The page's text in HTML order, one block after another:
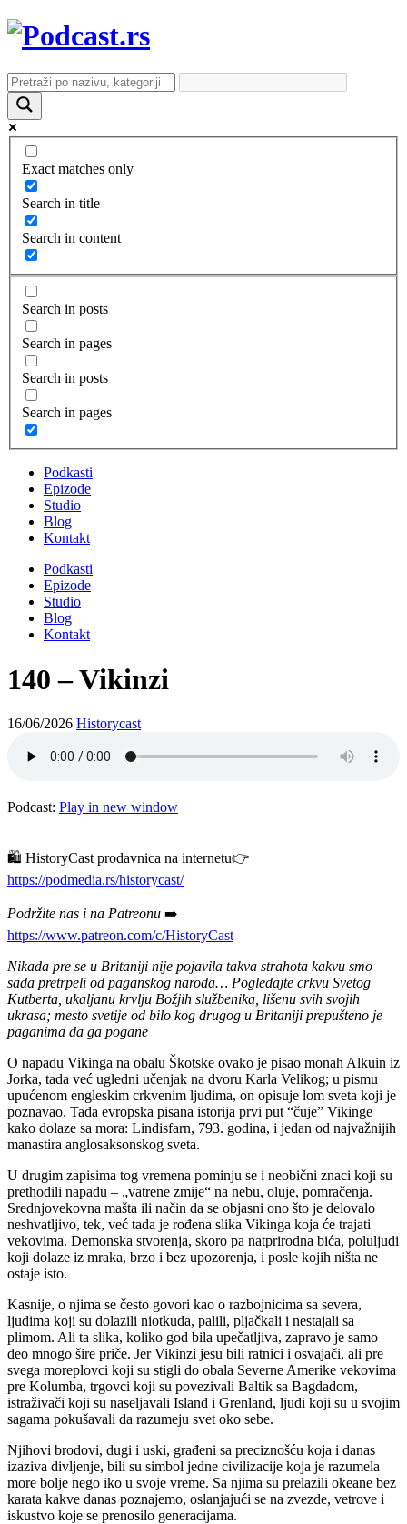
Exact matches only
Search in title
Search in content
Search in posts
Search in pages
Search in posts
Search in pages
Podkasti
Epizode
Studio
Blog
Kontakt
Podkasti
Epizode
Studio
Blog
Kontakt
140 – Vikinzi
16/06/2026 Historycast
Podcast: Play in new window
🛍️ HistoryCast prodavnica na internetu👉
https://podmedia.rs/historycast/
Podržite nas i na Patreonu ➡️
https://www.patreon.com/c/HistoryCast
Nikada pre se u Britaniji nije pojavila takva strahota kakvu smo
sada pretrpeli od paganskog naroda… Pogledajte crkvu Svetog
Kutberta, ukaljanu krvlju Božjih službenika, lišenu svih svojih
ukrasa; mesto svetije od bilo kog drugog u Britaniji prepušteno je
paganima da ga pogane
O napadu Vikinga na obalu Škotske ovako je pisao monah Alkuin iz
Jorka, tada već ugledni učenjak na dvoru Karla Velikog; u pismu
upućenom engleskim crkvenim ljudima, on opisuje lom sveta koji je
poznavao. Tada evropska pisana istorija prvi put “čuje” Vikinge
kako dolaze sa mora: Lindisfarn, 793. godina, i jedan od najvažnijih
manastira anglosaksonskog sveta.
U drugim zapisima tog vremena pominju se i neobični znaci koji su
prethodili napadu – „vatrene zmije“ na nebu, oluje, pomračenja.
Srednjovekovna mašta ili način da se objasni ono što je delovalo
neshvatljivo, tek, već tada je rođena slika Vikinga koja će trajati
vekovima. Demonska stvorenja, skoro pa natprirodna bića, poluljudi
koji dolaze iz mraka, brzo i bez upozorenja, i posle kojih ništa ne
ostaje isto.
Kasnije, o njima se često govori kao o razbojnicima sa severa,
ljudima koji su dolazili niotkuda, palili, pljačkali i nestajali sa
plimom. Ali ta slika, koliko god bila upečatljiva, zapravo je samo
deo mnogo šire priče. Jer Vikinzi jesu bili ratnici i osvajači, ali pre
svega moreplovci koji su stigli do obala Severne Amerike vekovima
pre Kolumba, trgovci koji su povezivali Baltik sa Bagdadom,
istraživači koji su naseljavali Island i Grenland, ljudi koji su u svojim
sagama pokušavali da razumeju svet oko sebe.
Njihovi brodovi, dugi i uski, građeni sa preciznošću koja i danas
izaziva divljenje, bili su simbol jedne civilizacije koja je razumela
more bolje nego iko u svoje vreme. Sa njima su prelazili okeane bez
karata kakve danas poznajemo, oslanjajući se na zvezde, vetrove i
iskustvo koje se prenosilo generacijama.